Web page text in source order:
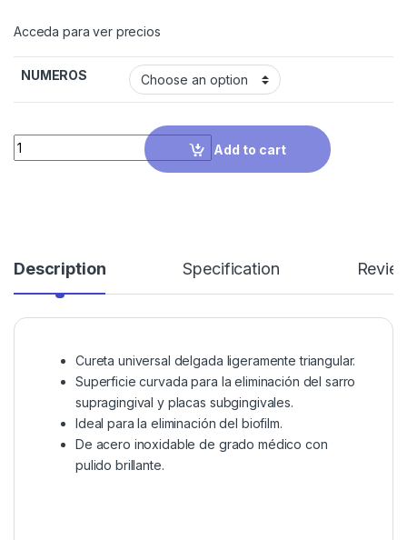
Acceda para ver precios
NUMEROS
Quantity
Add to cart
Description Specification
Cureta universal delgada ligeramente triangular.
Superficie curvada para la eliminación del sarro
supragingival y placas subgingivales.
Ideal para la eliminación del biofilm.
De acero inoxidable de grado médico con
pulido brillante.